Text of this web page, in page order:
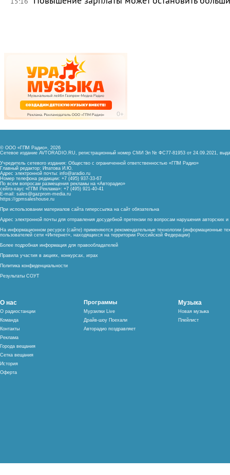
© ООО «ГПМ Радио», 2026
Сетевое издание AVTORADIO.RU, регистрационный номер СМИ Эл № ФС77-81953 от 24.09.2021,
Учредитель сетевого издания: Общество с ограниченной ответственностью «ГПМ Радио»
Главный редактор: Ипатова И.Ю.
Адрес электронной почты: info@aradio.ru
Номер телефона редакции: +7 (495) 937-33-67
По всем вопросам размещения рекламы на «Авторадио»
сейлз-хаус «ГПМ Реклама»: +7 (495) 921-40-41
E-mail: sales@gazprom-media.ru
https://gpmsaleshouse.ru
При использовании материалов сайта гиперссылка на сайт обязательна
Адрес электронной почты для отправления досудебной претензии по вопросам нарушения авторских
На информационном ресурсе (сайте) применяются рекомендательные технологии (информационные
пользователей сети «Интернет», находящихся на территории Российской Федерации)
Более подробная информация для правообладателей
Правила участия в акциях, конкурсах, играх
Политика конфиденциальности
Результаты СОУТ
О нас
О радиостанции
Команда
Контакты
Реклама
Города вещания
Сетка вещания
История
Оферта
Программы
Мурзилки Live
Драйв-шоу Поехали
Авторадио поздравляет
Музыка
Новая музыка
Плейлист